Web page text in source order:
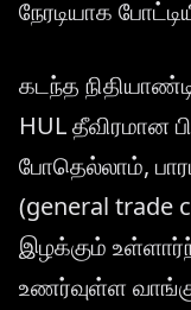
நேரடியாக
கடந்த
HUL தீவிரமான
போதெல்லாம்,
(general
இழக்கும்
உணர்வுள்ள